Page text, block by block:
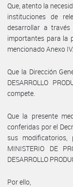
Que, atento la
instituciones de
desarrollar a
importantes para la
mencionado Anexo IV.
Que la Dirección
DESARROLLO
compete.
Que la presente
conferidas por el
sus
MINISTERIO DE
DESARROLLO
Por ello,